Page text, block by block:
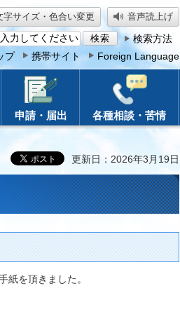
字サイズ・色合い変更 音声読上げ
検索方法
プ 携帯サイト Foreign Language
申請・届出 各種相談・苦情
更新日：2026年3月19日
紙を頂きました。